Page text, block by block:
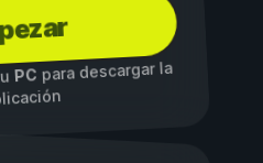
PCpara descargar la